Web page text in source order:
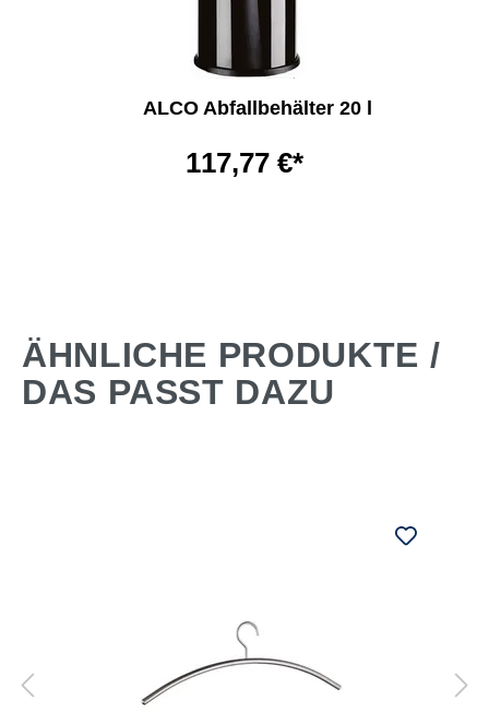
ALCO Abfallbehälter 20 l
117,77 €*
ÄHNLICHE PRODUKTE /
DAS PASST DAZU